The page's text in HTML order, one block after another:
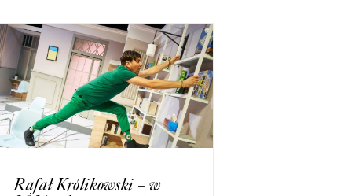
Rafał Królikowski – w